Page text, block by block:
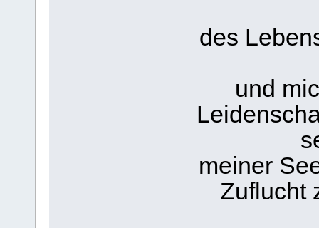
des
und
meiner
Zuflucht